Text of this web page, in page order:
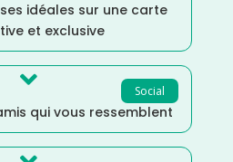
idéales sur une carte
et exclusive
Social

qui vous ressemblent